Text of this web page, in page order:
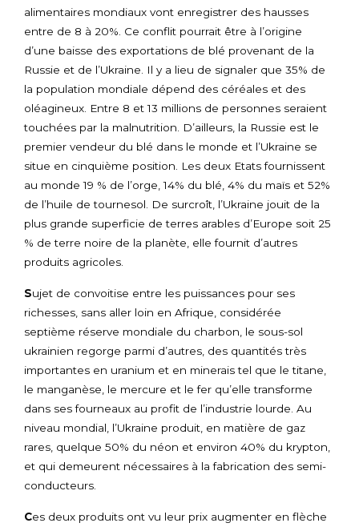
alimentaires mondiaux vont enregistrer des hausses
entre de 8 à 20%. Ce conflit pourrait être à l’origine
d’une baisse des exportations de blé provenant de la
Russie et de l’Ukraine. Il y a lieu de signaler que 35% de
la population mondiale dépend des céréales et des
oléagineux. Entre 8 et 13 millions de personnes seraient
touchées par la malnutrition. D’ailleurs, la Russie est le
premier vendeur du blé dans le monde et l’Ukraine se
situe en cinquième position. Les deux Etats fournissent
au monde 19 % de l’orge, 14% du blé, 4% du maïs et 52%
de l’huile de tournesol. De surcroît, l’Ukraine jouit de la
plus grande superficie de terres arables d’Europe soit 25
% de terre noire de la planète, elle fournit d’autres
produits agricoles.
Sujet de convoitise entre les puissances pour ses
richesses, sans aller loin en Afrique, considérée
septième réserve mondiale du charbon, le sous-sol
ukrainien regorge parmi d’autres, des quantités très
importantes en uranium et en minerais tel que le titane,
le manganèse, le mercure et le fer qu’elle transforme
dans ses fourneaux au profit de l’industrie lourde. Au
niveau mondial, l’Ukraine produit, en matière de gaz
rares, quelque 50% du néon et environ 40% du krypton,
et qui demeurent nécessaires à la fabrication des semi-
conducteurs.
Ces deux produits ont vu leur prix augmenter en flèche